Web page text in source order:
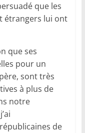
que les
étrangers lui ont
que ses
pour un
sont très
à plus de
notre
de